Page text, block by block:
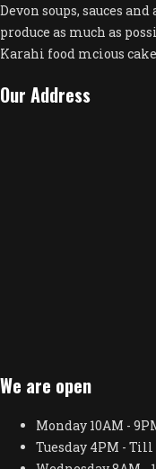
Devon soups, sauces
produce as much as
Karahi food mcious
Our Address
We are open
Monday 10AM -
Tuesday 4PM -